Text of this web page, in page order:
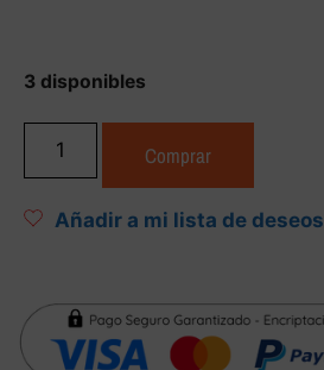
3 disponibles
Comprar
Añadir a mi lista de deseos